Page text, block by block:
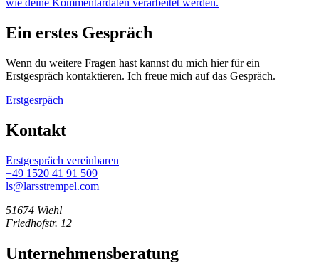
wie deine Kommentardaten verarbeitet werden.
Ein erstes Gespräch
Wenn du weitere Fragen hast kannst du mich hier für ein
Erstgespräch kontaktieren. Ich freue mich auf das Gespräch.
Erstgesrpäch
Kontakt
Erstgespräch vereinbaren
+49 1520 41 91 509
ls@larsstrempel.com
51674 Wiehl
Friedhofstr. 12
Unternehmensberatung